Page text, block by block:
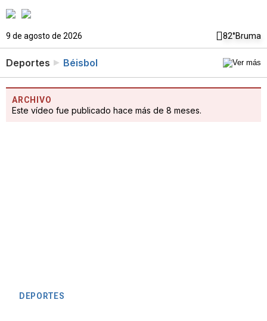
9 de agosto de 2026 82°Bruma
Deportes Béisbol
ARCHIVO
Este vídeo fue publicado hace más de 8 meses.
DEPORTES